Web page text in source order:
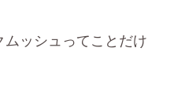
ムッシュってことだけ